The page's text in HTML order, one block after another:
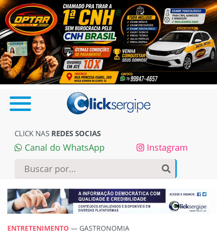
CLICK NAS REDES SOCIAS
Canal do WhatsApp Instagram
ENTRETENIMENTO — GASTRONOMIA